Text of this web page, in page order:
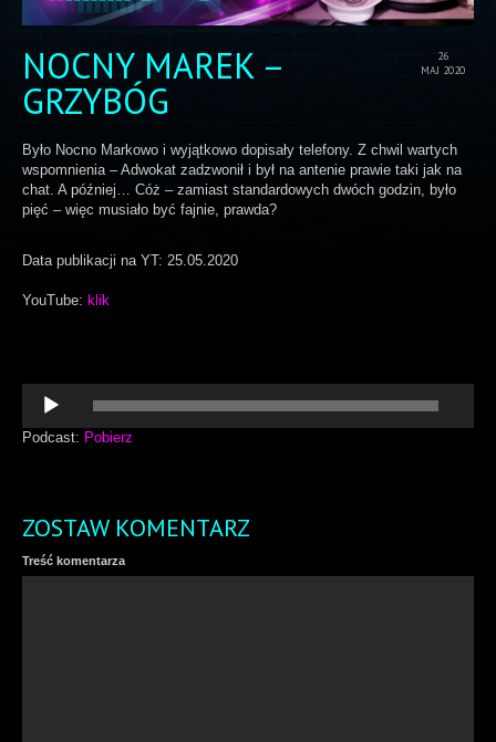
26
MAJ 2020
NOCNY MAREK –
GRZYBÓG
Było Nocno Markowo i wyjątkowo dopisały telefony. Z chwil wartych
wspomnienia – Adwokat zadzwonił i był na antenie prawie taki jak na
chat. A później… Cóż – zamiast standardowych dwóch godzin, było
pięć – więc musiało być fajnie, prawda?
Data publikacji na YT: 25.05.2020
YouTube: klik
Odtwarzacz
plików
dźwiękowych
Podcast: Pobierz
ZOSTAW KOMENTARZ
Treść komentarza